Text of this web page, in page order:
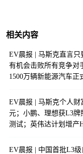
相关内容
EV晨报 | 马斯克直言只
有机会击败所有竞争对
1500万辆新能源汽车正
EV晨报 | 马斯克个人财
元；小鹏、理想获L3牌
测试；英伟达计划增产
EV晨报 | 中国首批L3